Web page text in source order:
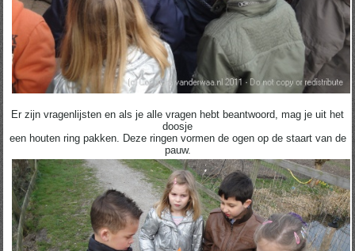
Er zijn vragenlijsten en als je alle vragen hebt beantwoord, mag je uit het
doosje
een houten ring pakken. Deze ringen vormen de ogen op de staart van de
pauw.